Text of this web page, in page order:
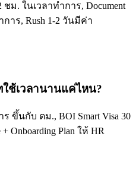
ชม. ในเวลาทำการ, Document
การ, Rush 1-2 วันมีค่า
ช้เวลานานแค่ไหน?
ขึ้นกับ ตม., BOI Smart Visa 30
Onboarding Plan ให้ HR